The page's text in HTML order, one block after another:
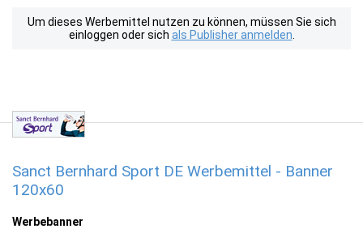
Um dieses Werbemittel nutzen zu können, müssen Sie sich
einloggen oder sich als Publisher anmelden
Sanct Bernhard Sport DE Werbemittel - Banner
120x60
Werbebanner